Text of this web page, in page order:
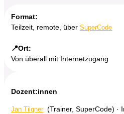
Format:
Teilzeit, remote, überSuperCode
📍Ort:
Von überall mit Internetzugang
Dozent:innen
Jan Tilgner(Trainer, SuperCode) ·